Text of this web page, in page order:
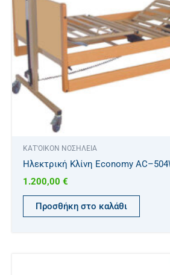
ΚΑΤ'ΟΙΚΟΝ ΝΟΣΗΛΕΙΑ
Ηλεκτρική Κλίνη Economy
1.200,00 €
Προσθήκη στο καλάθι